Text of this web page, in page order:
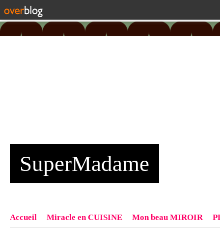
SuperMadame
Accueil Miracle en CUISINE Mon beau MIROIR